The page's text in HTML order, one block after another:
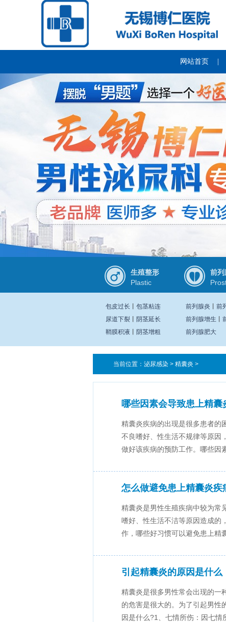
网站首页
生殖整形
Plastic
前列
包皮过长
包茎粘连
尿道下裂丨
阴茎延长
鞘膜积液
阴茎增粗
前列腺炎
前
前列腺增生
前列腺肥大
当前位置： 泌尿感染> 精囊炎 >
哪些因素会导致患上精囊
精囊炎疾病的出现是很多患者的
不良嗜好、性生活不规律等原因
做好该疾病的预防工作。哪些因
怎么做避免患上精囊炎疾
精囊炎是男性生殖疾病中较为常
嗜好、性生活不洁等原因造成的
作，哪些好习惯可以避免患上精
引起精囊炎的原因是什么
精囊炎是很多男性常会出现的一
的危害是很大的。为了引起男性
因是什么?1、七情所伤：因七情